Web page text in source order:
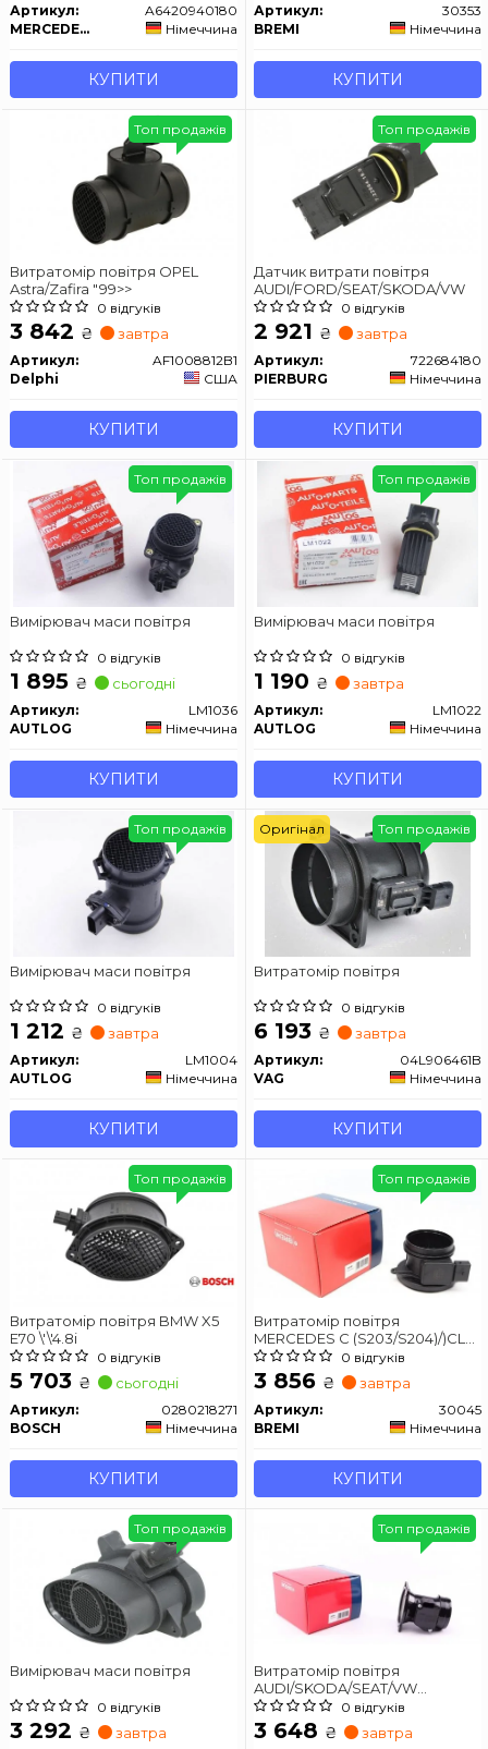
Артикул:
A6420940180
MERCEDES-BENZ
Німеччина
КУПИТИ
Артикул:
30353
BREMI
Німеччина
КУПИТИ
Витратомір повітря OPEL
Astra/Zafira "99>>
0 відгуків
3 842 ₴ завтра
Артикул:
AF1008812B1
Delphi
США
КУПИТИ
Топ продажів
Датчик витрати повітря
AUDI/FORD/SEAT/SKODA/VW
0 відгуків
2 921 ₴ завтра
Артикул:
722684180
PIERBURG
Німеччина
КУПИТИ
Топ продажів
Вимірювач маси повітря
0 відгуків
1 895 ₴ сьогодні
Артикул:
LM1036
AUTLOG
Німеччина
КУПИТИ
Топ продажів
Вимірювач маси повітря
0 відгуків
1 190 ₴ завтра
Артикул:
LM1022
AUTLOG
Німеччина
КУПИТИ
Топ продажів
Вимірювач маси повітря
0 відгуків
1 212 ₴ завтра
Артикул:
LM1004
AUTLOG
Німеччина
КУПИТИ
Топ продажів
Витратомір повітря
0 відгуків
6 193 ₴ завтра
Артикул:
04L906461B
VAG
Німеччина
КУПИТИ
Топ продажів
Оригінал
Витратомір повітря BMW X5
E70 \'\'4.8i
0 відгуків
5 703 ₴ сьогодні
Артикул:
0280218271
BOSCH
Німеччина
КУПИТИ
Топ продажів
Витратомір повітря
MERCEDES C (S203/S204)/)CLK
(A209)/E (W212/S211)/SLK
(R171)/Sprinter \'\'>>
0 відгуків
3 856 ₴ завтра
Артикул:
30045
BREMI
Німеччина
КУПИТИ
Топ продажів
Вимірювач маси повітря
0 відгуків
3 292 ₴ завтра
Топ продажів
Витратомір повітря
AUDI/SKODA/SEAT/VW
A3/A4/Octavia/Superb/Cordoba/
0 відгуків
3 648 ₴ завтра
Топ продажів